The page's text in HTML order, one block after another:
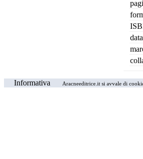
Informativa Aracneeditrice.it si avvale di